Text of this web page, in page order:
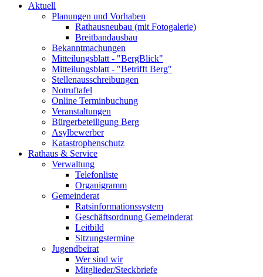
Aktuell
Planungen und Vorhaben
Rathausneubau (mit Fotogalerie)
Breitbandausbau
Bekanntmachungen
Mitteilungsblatt - "BergBlick"
Mitteilungsblatt - "Betrifft Berg"
Stellenausschreibungen
Notruftafel
Online Terminbuchung
Veranstaltungen
Bürgerbeteiligung Berg
Asylbewerber
Katastrophenschutz
Rathaus & Service
Verwaltung
Telefonliste
Organigramm
Gemeinderat
Ratsinformationssystem
Geschäftsordnung Gemeinderat
Leitbild
Sitzungstermine
Jugendbeirat
Wer sind wir
Mitglieder/Steckbriefe